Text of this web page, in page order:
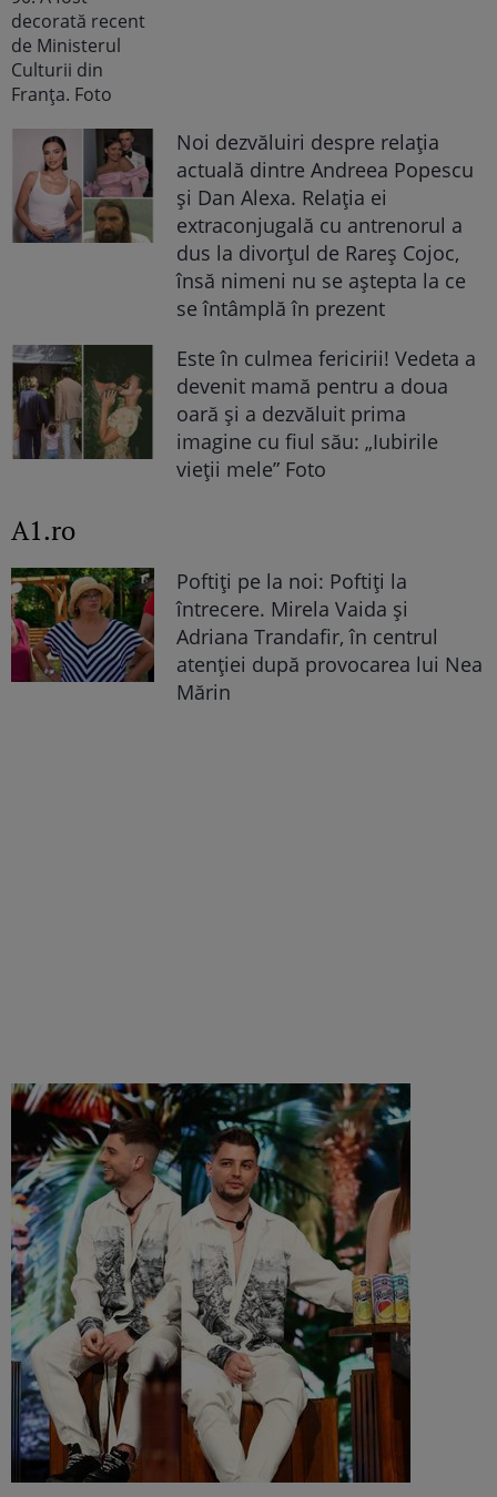
Noi dezvăluiri despre relația
actuală dintre Andreea Popescu
și Dan Alexa. Relația ei
extraconjugală cu antrenorul a
dus la divorțul de Rareș Cojoc,
însă nimeni nu se aștepta la ce
se întâmplă în prezent
Este în culmea fericirii! Vedeta a
devenit mamă pentru a doua
oară și a dezvăluit prima
imagine cu fiul său: „Iubirile
vieții mele” Foto
A1.ro
Poftiți pe la noi: Poftiți la
întrecere. Mirela Vaida și
Adriana Trandafir, în centrul
atenției după provocarea lui Nea
Mărin